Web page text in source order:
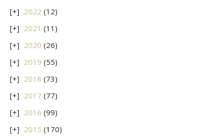
2022 (12)
2021 (11)
2020 (26)
2019 (55)
2018 (73)
2017 (77)
2016 (99)
2015 (170)